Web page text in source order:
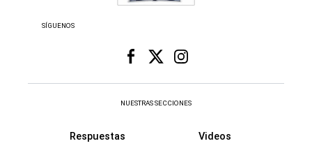
SÍGUENOS
NUESTRAS SECCIONES
Respuestas Videos